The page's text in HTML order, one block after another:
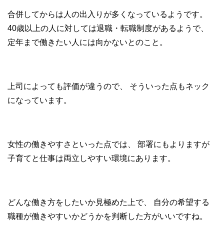
合併してからは人の出入りが多くなっているようです。
40歳以上の人に対しては退職・転職制度があるようで、
定年まで働きたい人には向かないとのこと。
上司によっても評価が違うので、
そういった点もネック
になっています。
女性の働きやすさといった点では、
部署にもよりますが
子育てと仕事は両立しやすい環境にあります。
どんな働き方をしたいか見極めた上で、
自分の希望する
職種が働きやすいかどうかを判断した方がいいですね。